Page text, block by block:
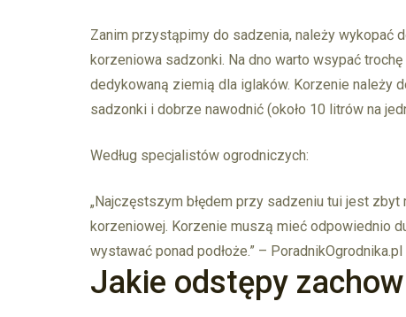
Zanim przystąpimy do sadzenia, należy wykopać
korzeniowa sadzonki. Na dno warto wsypać
dedykowaną ziemią dla iglaków. Korzenie należy
sadzonki i dobrze nawodnić (około 10 litrów na
Według specjalistów ogrodniczych:
„Najczęstszym błędem przy sadzeniu tui jest zbyt
korzeniowej. Korzenie muszą mieć odpowiednio
wystawać ponad podłoże.” – PoradnikOgrodnika.pl
Jakie odstępy